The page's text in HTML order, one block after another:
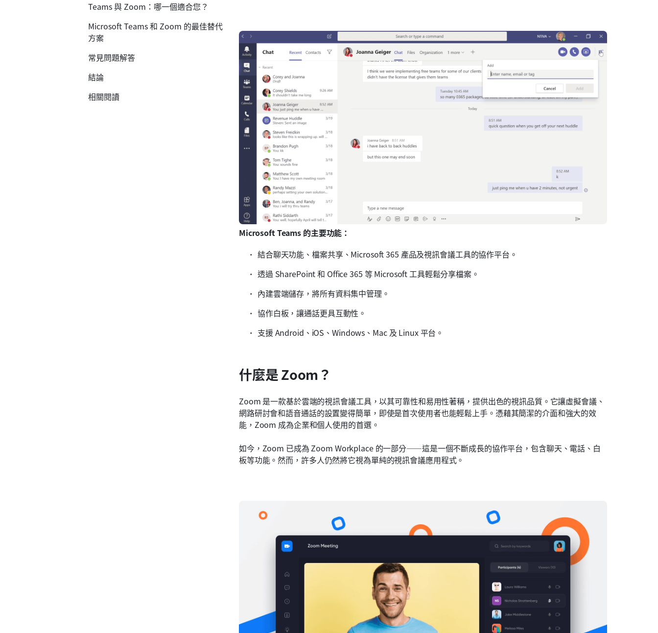
Microsoft Teams 的主要功能：
結合聊天功能、檔案共享、Microsoft 365 產品及視訊會議工具的協作平台。
透過 SharePoint 和 Office 365 等 Microsoft 工具輕鬆分享檔案。
內建雲端儲存，將所有資料集中管理。
協作白板，讓通話更具互動性。
支援 Android、iOS、Windows、Mac 及 Linux 平台。
什麼是 Zoom？
Zoom 是一款基於雲端的視訊會議工具，以其可靠性和易用性著稱，提供出色的視訊品質。它讓虛擬會議、
網路研討會和語音通話的設置變得簡單，即使是首次使用者也能輕鬆上手。憑藉其簡潔的介面和強大的效
能，Zoom 成為企業和個人使用的首選。
如今，Zoom 已成為 Zoom Workplace 的一部分——這是一個不斷成長的協作平台，包含聊天、電話、白
板等功能。然而，許多人仍然將它視為單純的視訊會議應用程式。
Teams 與 Zoom：哪一個適合您？
Microsoft Teams 和 Zoom 的最佳替代
方案
常見問題解答
結論
相關閱讀